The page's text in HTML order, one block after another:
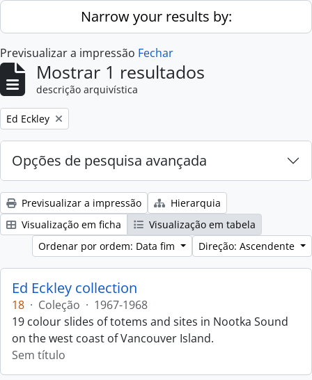
Skip to main contentNarrow your results by:
Previsualizar a impressão Fechar
Mostrar 1 resultados
descrição arquivística
Remove filter:
Ed Eckley
Opções de pesquisa avançada
Previsualizar a impressão
Hierarquia
Visualização em ficha
Visualização em tabela
Ordenar por ordem: Data fim
Direção: Ascendente
Ed Eckley collection
18 · Coleção · 1967-1968
19 colour slides of totems and sites in Nootka Sound
on the west coast of Vancouver Island.
Sem título